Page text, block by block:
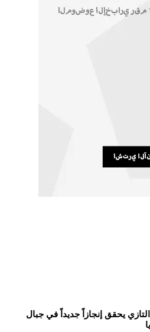
يحقق إنجازاً جديداً في جبال